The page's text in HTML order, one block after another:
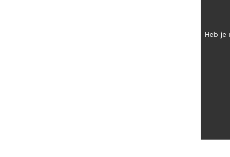
Heb je